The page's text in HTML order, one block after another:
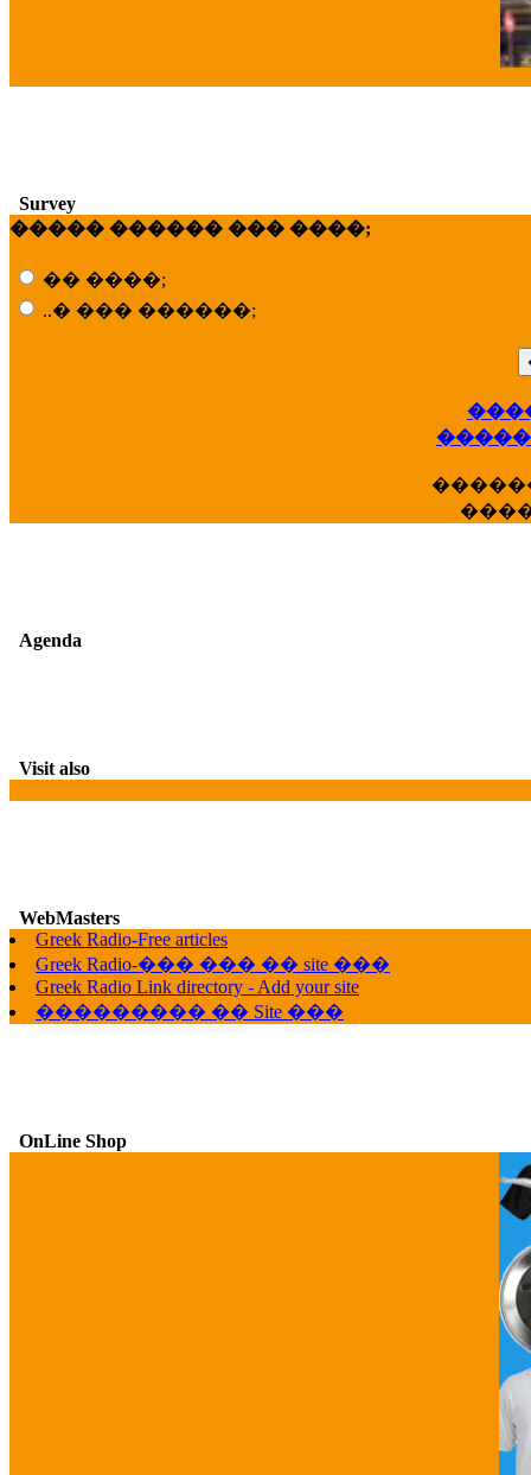
Survey
����� ������ ��� ����;
�� ����;
..� ��� ������;
Agenda
Visit also
WebMasters
Greek Radio-Free articles
Greek Radio-��� ��� �� site ���
Greek Radio Link directory - Add your site
��������� �� Site ���
OnLine Shop